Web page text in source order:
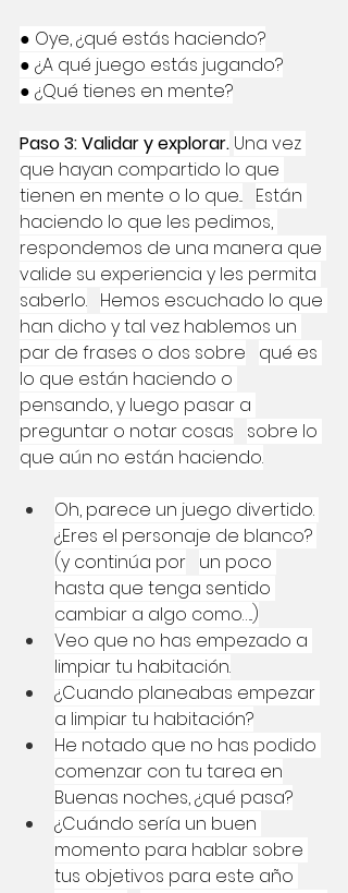
● Oye, ¿qué estás haciendo?
● ¿A qué juego estás jugando?
● ¿Qué tienes en mente?
Paso 3: Validar y explorar. Una vez
que hayan compartido lo que
tienen en mente o lo que... Están
haciendo lo que les pedimos,
respondemos de una manera que
valide su experiencia y les permita
saberlo. Hemos escuchado lo que
han dicho y tal vez hablemos un
par de frases o dos sobre
qué es
lo que están haciendo o
pensando, y luego pasar a
preguntar o notar cosas
sobre lo
que aún no están haciendo.
Oh, parece un juego divertido.
¿Eres el personaje de blanco?
(y continúa por un poco
hasta que tenga sentido
cambiar a algo como…..)
Veo que no has empezado a
limpiar tu habitación.
¿Cuando planeabas empezar
a limpiar tu habitación?
He notado que no has podido
comenzar con tu tarea en
Buenas noches, ¿qué pasa?
¿Cuándo sería un buen
momento para hablar sobre
tus objetivos para este año